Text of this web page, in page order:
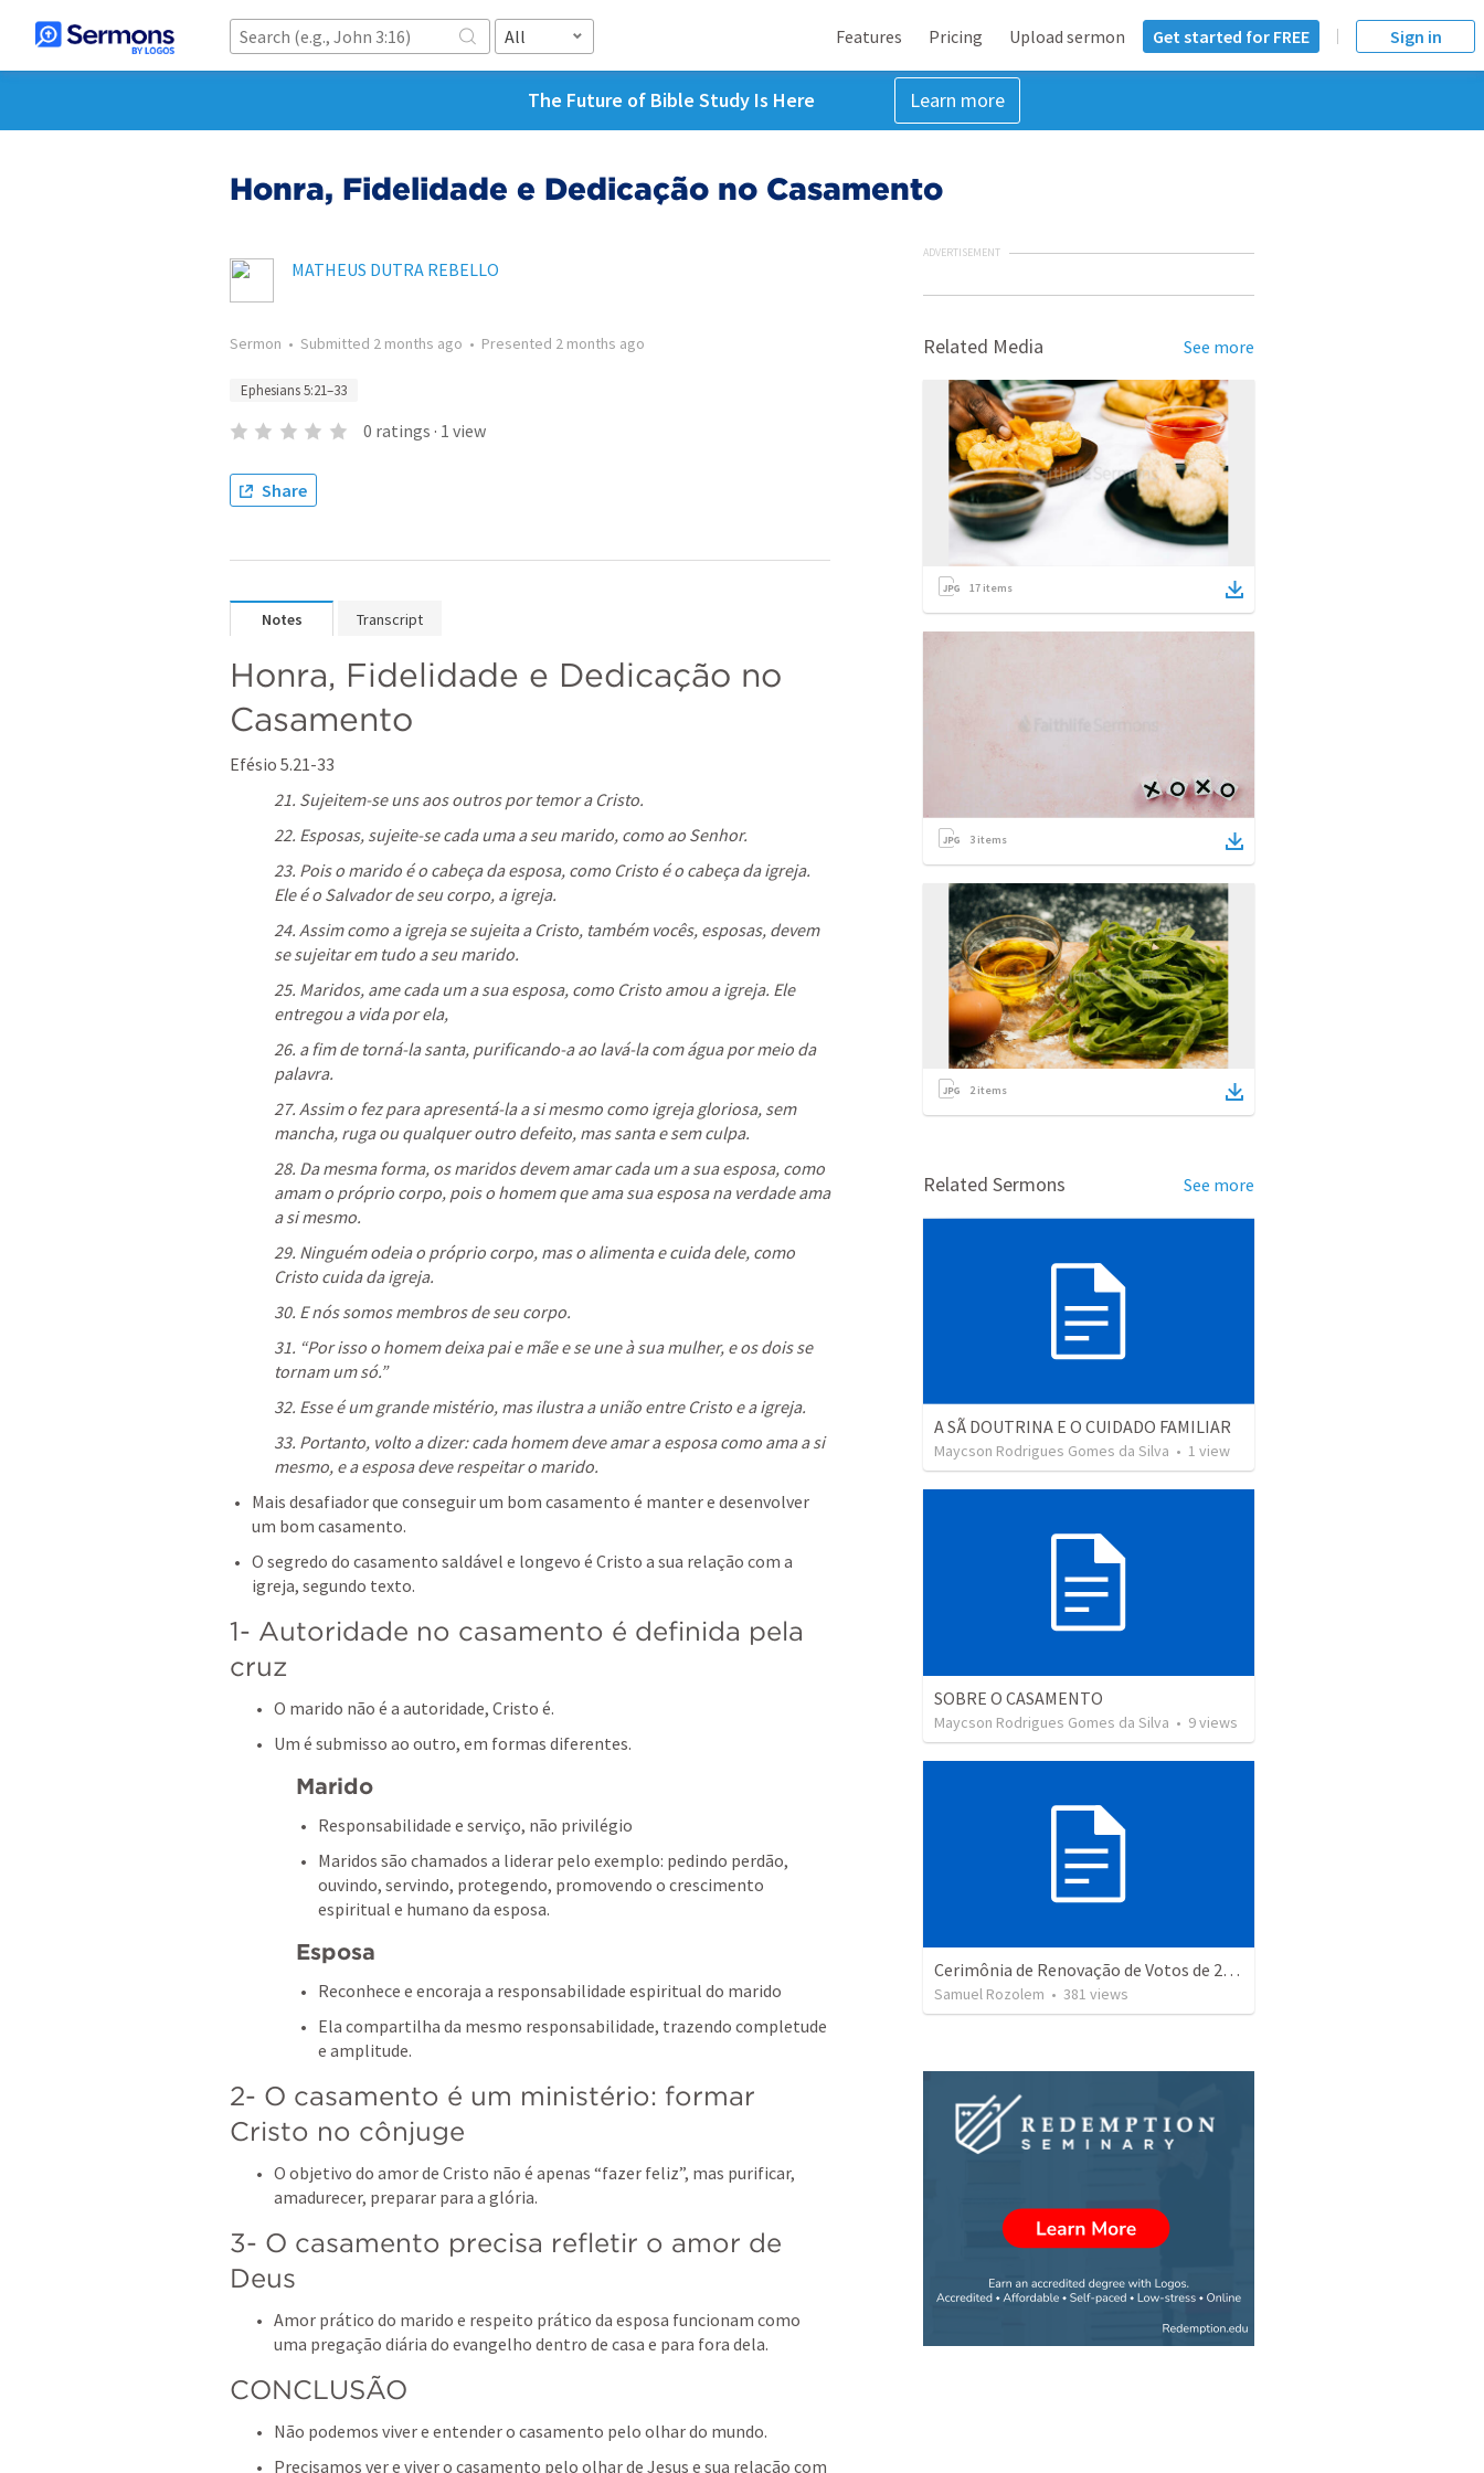
All Features Pricing Upload sermon Get started for FREE Sign in
The Future of Bible Study Is Here Learn more
Honra, Fidelidade e Dedicação no Casamento
MATHEUS DUTRA REBELLO
Sermon • Submitted 2 months ago • Presented 2 months ago
Ephesians 5:21–33
0 ratings · 1 view
Share
Notes Transcript
Honra, Fidelidade e Dedicação no
Casamento
Efésio 5.21-33
21. Sujeitem-se uns aos outros por temor a Cristo.
22. Esposas, sujeite-se cada uma a seu marido, como ao Senhor.
23. Pois o marido é o cabeça da esposa, como Cristo é o cabeça da igreja.
Ele é o Salvador de seu corpo, a igreja.
24. Assim como a igreja se sujeita a Cristo, também vocês, esposas, devem
se sujeitar em tudo a seu marido.
25. Maridos, ame cada um a sua esposa, como Cristo amou a igreja. Ele
entregou a vida por ela,
26. a fim de torná-la santa, purificando-a ao lavá-la com água por meio da
palavra.
27. Assim o fez para apresentá-la a si mesmo como igreja gloriosa, sem
mancha, ruga ou qualquer outro defeito, mas santa e sem culpa.
28. Da mesma forma, os maridos devem amar cada um a sua esposa, como
amam o próprio corpo, pois o homem que ama sua esposa na verdade ama
a si mesmo.
29. Ninguém odeia o próprio corpo, mas o alimenta e cuida dele, como
Cristo cuida da igreja.
30. E nós somos membros de seu corpo.
31. “Por isso o homem deixa pai e mãe e se une à sua mulher, e os dois se
tornam um só.”
32. Esse é um grande mistério, mas ilustra a união entre Cristo e a igreja.
33. Portanto, volto a dizer: cada homem deve amar a esposa como ama a si
mesmo, e a esposa deve respeitar o marido.
Mais desafiador que conseguir um bom casamento é manter e desenvolver
um bom casamento.
O segredo do casamento saldável e longevo é Cristo a sua relação com a
igreja, segundo texto.
1- Autoridade no casamento é definida pela
cruz
O marido não é a autoridade, Cristo é.
Um é submisso ao outro, em formas diferentes.
Marido
Responsabilidade e serviço, não privilégio
Maridos são chamados a liderar pelo exemplo: pedindo perdão,
ouvindo, servindo, protegendo, promovendo o crescimento
espiritual e humano da esposa.
Esposa
Reconhece e encoraja a responsabilidade espiritual do marido
Ela compartilha da mesmo responsabilidade, trazendo completude
e amplitude.
2- O casamento é um ministério: formar
Cristo no cônjuge
O objetivo do amor de Cristo não é apenas “fazer feliz”, mas purificar,
amadurecer, preparar para a glória.
3- O casamento precisa refletir o amor de
Deus
Amor prático do marido e respeito prático da esposa funcionam como
uma pregação diária do evangelho dentro de casa e para fora dela.
CONCLUSÃO
Não podemos viver e entender o casamento pelo olhar do mundo.
Precisamos ver e viver o casamento pelo olhar de Jesus e sua relação com
ADVERTISEMENT
Related Media See more
17 items
3 items
2items
Related Sermons See more
A SÃ DOUTRINA E O CUIDADO FAMILIAR
Maycson Rodrigues Gomes da Silva • 1 view
SOBRE O CASAMENTO
Maycson Rodrigues Gomes da Silva • 9views
Cerimônia de Renovação de Votos de 25 Anos de Casados
Samuel Rozolem • 381 views